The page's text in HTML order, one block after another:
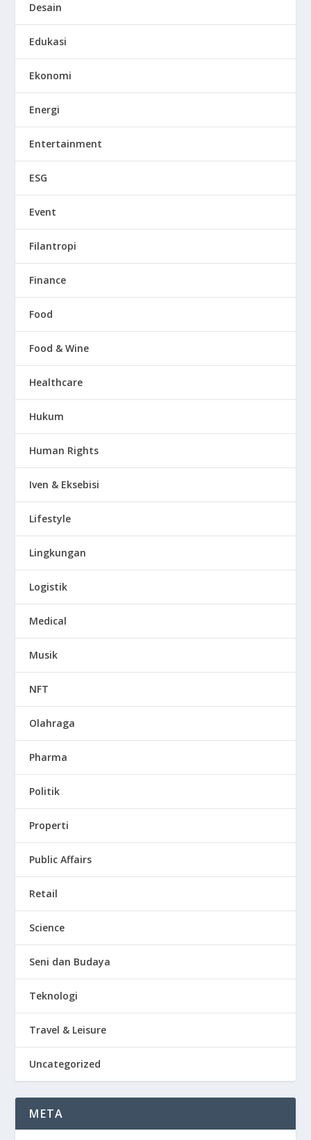
Desain
Edukasi
Ekonomi
Energi
Entertainment
ESG
Event
Filantropi
Finance
Food
Food & Wine
Healthcare
Hukum
Human Rights
Iven & Eksebisi
Lifestyle
Lingkungan
Logistik
Medical
Musik
NFT
Olahraga
Pharma
Politik
Properti
Public Affairs
Retail
Science
Seni dan Budaya
Teknologi
Travel & Leisure
Uncategorized
META